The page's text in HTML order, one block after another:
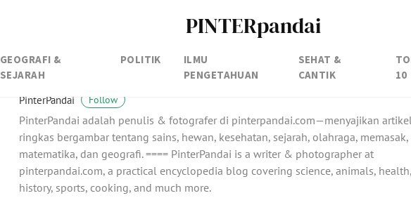
PINTERpandai
GEOGRAFI &
SEJARAH
POLITIK
ILMU
PENGETAHUAN
SEHAT &
CANTIK
10
PinterPandai Follow
PinterPandai adalah penulis & fotografer di pinterpandai.com—menyajikan
ringkas bergambar tentang sains, hewan, kesehatan, sejarah, olahraga, memasak,
matematika, dan geografi. ==== PinterPandai is a writer & photographer at
pinterpandai.com, a practical encyclopedia blog covering science, animals, health,
history, sports, cooking, and much more.